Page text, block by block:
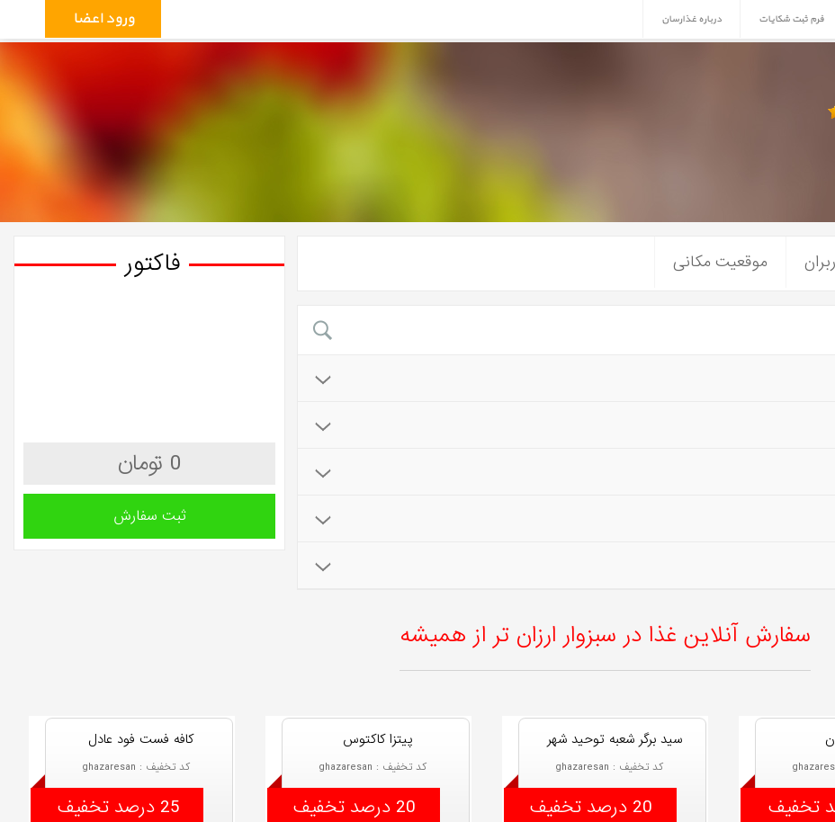
فرم ثبت شکایات درباره غذارسان ورود اعضاء
فاکتور
0 تومان
ثبت سفارش
موقعیت مکانی
سفارش آنلاین غذا در سبزوار ارزان تر از همیشه
کافه فست فود عادل
کد تخفیف : ghazaresan
25 درصد تخفیف
پیتزا کاکتوس
کد تخفیف : ghazaresan
20 درصد تخفیف
سید برگر شعبه توحید شهر
کد تخفیف : ghazaresan
20 درصد تخفیف